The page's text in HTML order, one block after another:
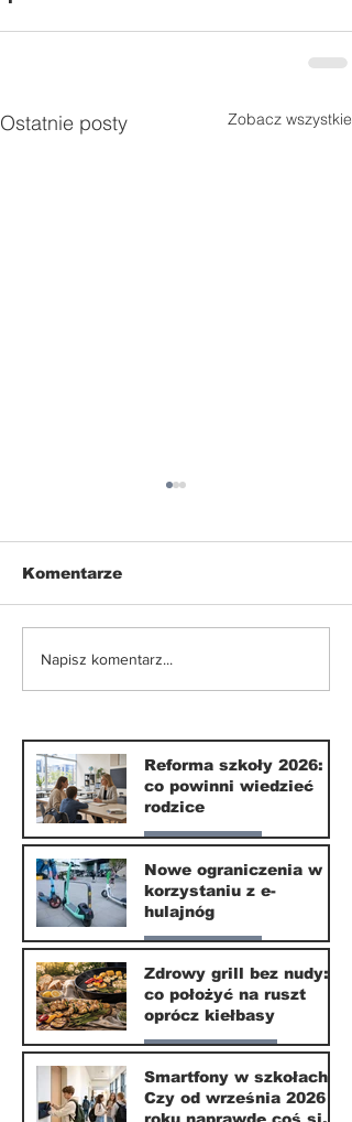
Ostatnie posty Zobacz wszystkie
Nowe ograniczenia w
Komentarze
Napisz komentarz...
Reforma szkoły 2026:
co powinni wiedzieć
rodzice
Nasze miasto
10 lip
Nowe ograniczenia w
korzystaniu z e-
hulajnóg
Nasze miasto
3 lip
Zdrowy grill bez nudy:
co położyć na ruszt
oprócz kiełbasy
Zdrowie i uroda
1 lip
Smartfony w szkołach.
Czy od września 2026